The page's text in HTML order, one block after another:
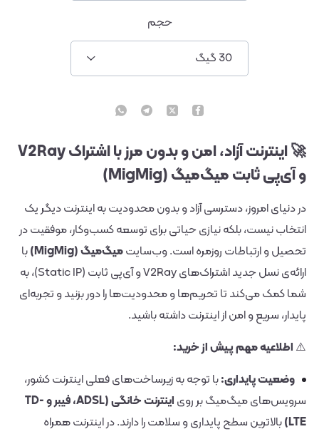
حجم
30 گیگ
🚀 اینترنت آزاد، امن و بدون مرز با اشتراک V2Ray
و آی‌پی ثابت میگ‌میگ (MigMig)
در دنیای امروز، دسترسی آزاد و بدون محدودیت به اینترنت دیگر یک
انتخاب نیست، بلکه نیازی حیاتی برای توسعه کسب‌وکار، موفقیت در
تحصیل و ارتباطات روزمره است. وب‌سایتمیگ‌میگ (MigMig)
با
ارائه‌ی نسل جدید اشتراک‌های V2Ray و آی‌پی ثابت (Static IP)، به
شما کمک می‌کند تا تحریم‌ها و محدودیت‌ها را دور بزنید و تجربه‌ای
پایدار، سریع و امن از اینترنت داشته باشید.
⚠️ اطلاعیه مهم پیش از خرید:
وضعیت پایداری:با توجه به زیرساخت‌های فعلی اینترنت کشور،
سرویس‌های میگ‌میگ بر روی
اینترنت خانگی (ADSL، فیبر و TD-
LTE) بالاترین سطح پایداری و سلامت را دارند. در اینترنت همراه